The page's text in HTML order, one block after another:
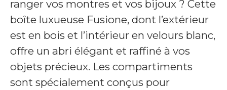
ranger vos montres et vos bijoux ? Cette
boîte luxueuse Fusione, dont l’extérieur
est en bois et l’intérieur en velours blanc,
offre un abri élégant et raffiné à vos
objets précieux. Les compartiments
sont spécialement conçus pour